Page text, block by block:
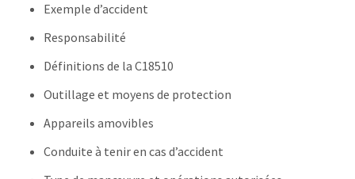
Exemple d’accident
Responsabilité
Définitions de la C18510
Outillage et moyens de protection
Appareils amovibles
Conduite à tenir en cas d’accident